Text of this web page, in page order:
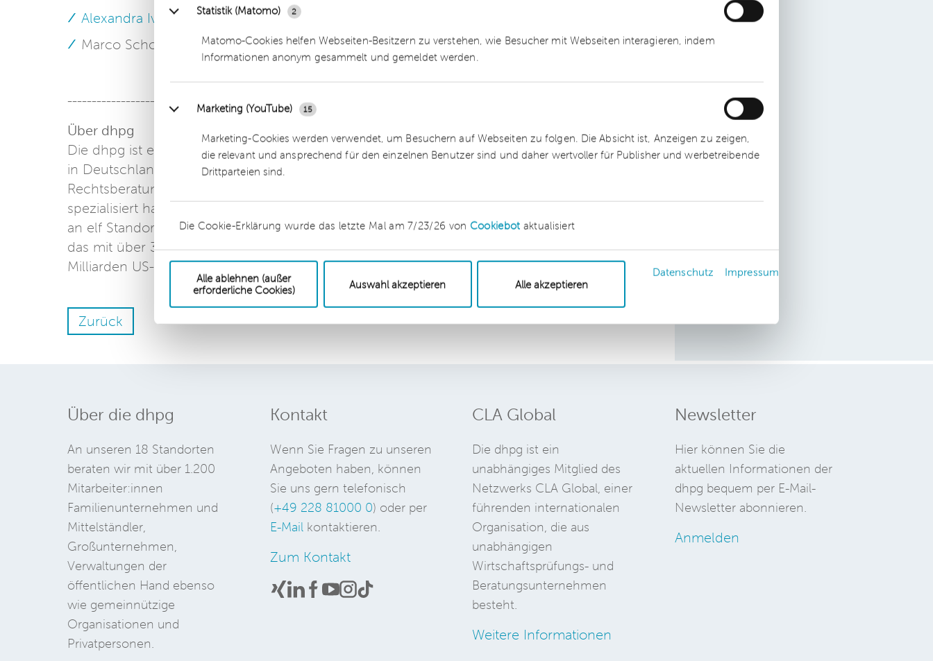
Statistik (Matomo) 2
Matomo-Cookies helfen Webseiten-Besitzern zu verstehen, wie Besucher mit Webseiten interagieren, indem
Informationen anonym gesammelt und gemeldet werden.
Marketing (YouTube) 15
Marketing-Cookies werden verwendet, um Besuchern auf Webseiten zu folgen. Die Absicht ist, Anzeigen zu zeigen,
die relevant und ansprechend für den einzelnen Benutzer sind und daher wertvoller für Publisher und werbetreibende
Drittparteien sind.
Die Cookie-Erklärung wurde das letzte Mal am 7/23/26 von Cookiebot aktualisiert
Alle ablehnen (außer
erforderliche Cookies)
Auswahl akzeptieren Alle akzeptieren
Datenschutz Impressum
Alexandra Ivanyu
k, Manager (Financial)
Marco Scholten, Senior Consultant (Financial)
-------------------
Über dhpg
Die dhpg ist eines der führenden, mittelständischen Prüfungs- und Beratungsunternehmen
in Deutschland, das sich auf die Kernbereiche Wirtschaftsprüfung, Steuerberatung,
Rechtsberatung, Insolvenzverwaltung sowie Sanierungsberatung und IT-Services
spezialisiert hat. Das inhabergeführte Unternehmen gehört mit mehr als 600 Mitarbeitern
an elf Standorten zu den 15 größten seiner Branche. Die dhpg ist Teil desNexia-Netzwerks,
das mit über 36.000 Mitarbeitern in 120 Ländern und einem Umsatzvolumen von 4,3
Milliarden US-Dollar zu den Top 10 der internationalen Beratungs-Netzwerke zählt.
Zurück
Über die dhpg
An unseren 18 Standorten
beraten wir mit über 1.200
Mitarbeiter:innen
Familienunternehmen und
Mittelständler,
Großunternehmen,
Verwaltungen der
öffentlichen Hand ebenso
wie gemeinnützige
Organisationen und
Privatpersonen.
Kontakt
Wenn Sie Fragen zu unseren
Angeboten haben, können
Sie uns gern telefonisch
(+49 228 81000 0) oder per
E-Mailkontaktieren.
Zum Kontakt
CLA Global
Die dhpg ist ein
unabhängiges Mitglied des
Netzwerks CLA Global, einer
führenden internationalen
Organisation, die aus
unabhängigen
Wirtschaftsprüfungs- und
Beratungsunternehmen
besteht.
Weitere Informationen
Newsletter
Hier können Sie die
aktuellen Informationen der
dhpg bequem per E-Mail-
Newsletter abonnieren.
Anmelden